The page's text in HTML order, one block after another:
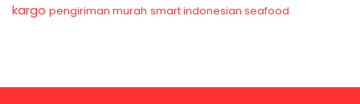
kargo pengiriman murah smart indonesian seafood